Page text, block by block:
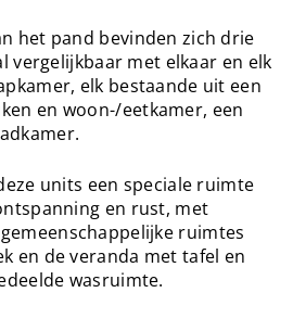
het pand bevinden zich drie
vergelijkbaar met elkaar en elk
elk bestaande uit een
en woon-/eetkamer, een
units een speciale ruimte
en rust, met
ruimtes
en de veranda met tafel en
wasruimte.